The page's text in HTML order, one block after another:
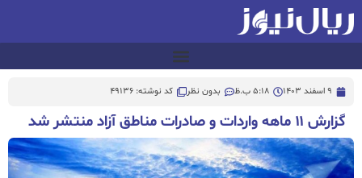
9 اسفند 1403 5:18 ب.ظ بدون نظر کد نوشته: 49136
گزارش ۱۱ ماهه واردات و صادرات مناطق آزاد منتشر شد